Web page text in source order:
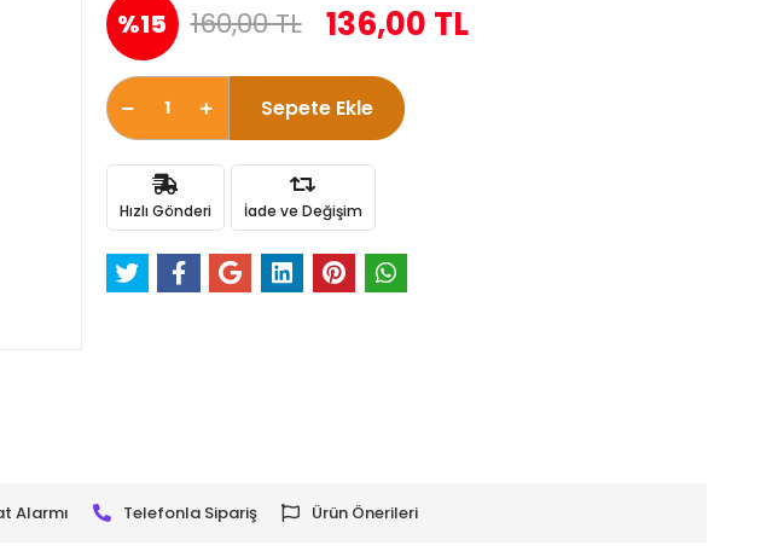
%15 160,00 TL 136,00 TL
Sepete Ekle
Hızlı Gönderi İade ve Değişim
Alarmı Telefonla Sipariş Ürün Önerileri